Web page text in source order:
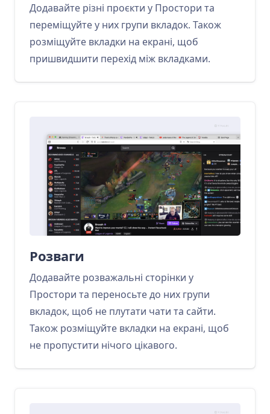
Додавайте різні проєкти у Простори та
переміщуйте у них групи вкладок. Також
розміщуйте вкладки на екрані, щоб
пришвидшити перехід між вкладками.
Розваги
Додавайте розважальні сторінки у
Простори та переносьте до них групи
вкладок, щоб не плутати чати та сайти.
Також розміщуйте вкладки на екрані, щоб
не пропустити нічого цікавого.